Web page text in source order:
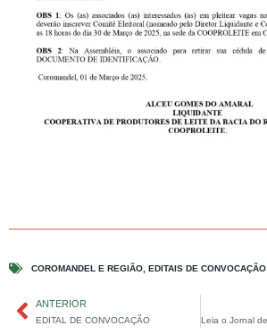
COROMANDEL E REGIÃO EDITAIS DE CONVOCAÇÃO
ANTERIOR
EDITAL DE CONVOCAÇÃO